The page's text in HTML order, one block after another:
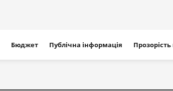
Бюджет Публічна інформація